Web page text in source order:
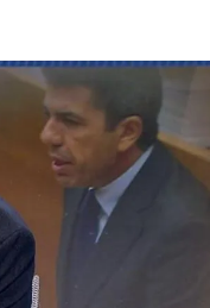
Valencianas: "No sé si
por el
“Yo no sé si el
. Qué valiente,
Pedro Sánchez
declaraba.